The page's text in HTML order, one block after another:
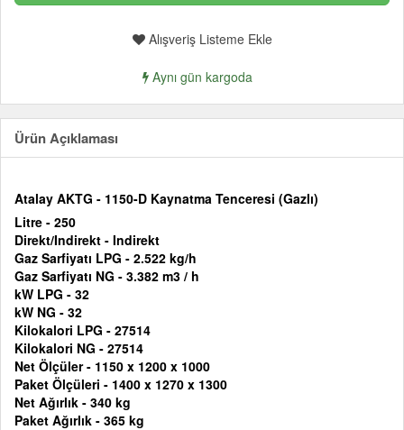
Alışveriş Listeme Ekle
Aynı gün kargoda
Ürün Açıklaması
Atalay AKTG - 1150-D Kaynatma Tenceresi (Gazlı)
Litre - 250
Direkt/Indirekt - Indirekt
Gaz Sarfiyatı LPG - 2.522 kg/h
Gaz Sarfiyatı NG - 3.382 m3 / h
kW LPG - 32
kW NG - 32
Kilokalori LPG - 27514
Kilokalori NG - 27514
Net Ölçüler - 1150 x 1200 x 1000
Paket Ölçüleri - 1400 x 1270 x 1300
Net Ağırlık - 340 kg
Paket Ağırlık - 365 kg